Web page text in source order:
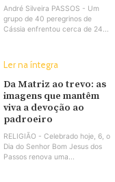
André Silveira PASSOS - Um
grupo de 40 peregrinos de
Cássia enfrentou cerca de 24...
Ler na íntegra
Da Matriz ao trevo: as
imagens que mantêm
viva a devoção ao
padroeiro
RELIGIÃO - Celebrado hoje, 6, o
Dia do Senhor Bom Jesus dos
Passos renova uma...